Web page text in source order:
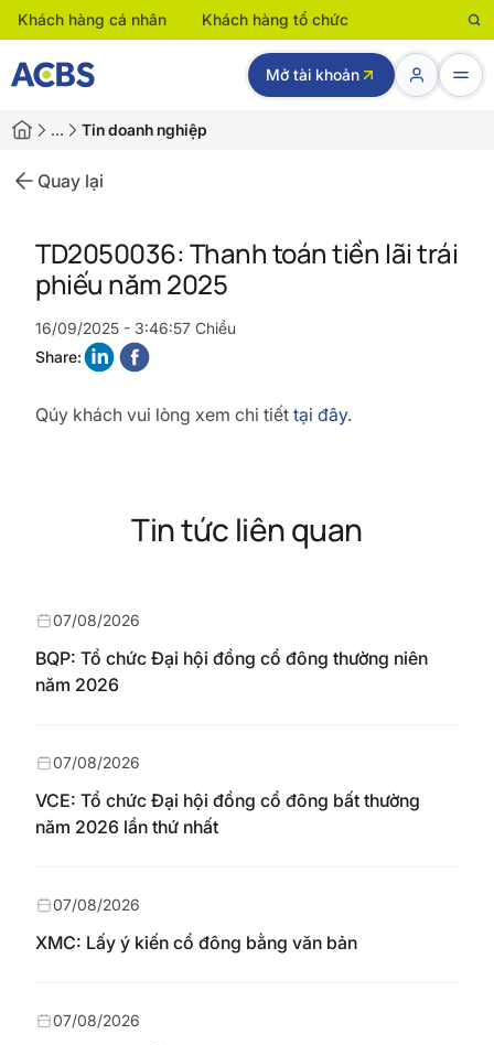
Khách hàng cá nhân Khách hàng tổ chức
Mở tài khoản
… Tin doanh nghiệp
Quay lại
TD2050036: Thanh toán tiền lãi trái
phiếu năm 2025
16/09/2025 - 3:46:57 Chiều
Share:
Qúy khách vui lòng xem chi tiết tại đây.
Tin tức liên quan
BQP: Tổ chức Đại hội đồng cổ đông thường niên
năm 2026
07/08/2026
VCE: Tổ chức Đại hội đồng cổ đông bất thường
năm 2026 lần thứ nhất
07/08/2026
XMC: Lấy ý kiến cổ đông bằng văn bản
07/08/2026
07/08/2026